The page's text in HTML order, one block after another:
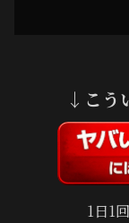
↓こう
1日1